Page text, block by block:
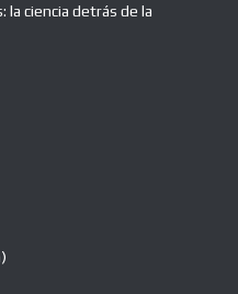
la ciencia detrás de la